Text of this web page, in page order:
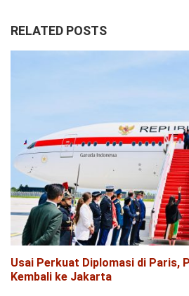
RELATED POSTS
Usai Perkuat Diplomasi di Paris,
Kembali ke Jakarta